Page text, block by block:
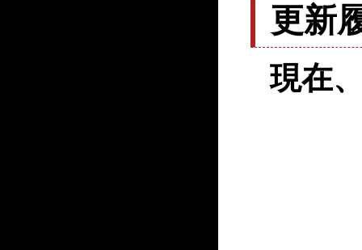
更新
現在